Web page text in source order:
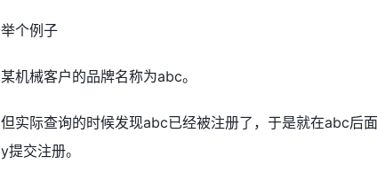
举个例子
某机械客户的品牌名称为abc。
但实际查询的时候发现abc已经被注册了，于是就在abc后
y提交注册。